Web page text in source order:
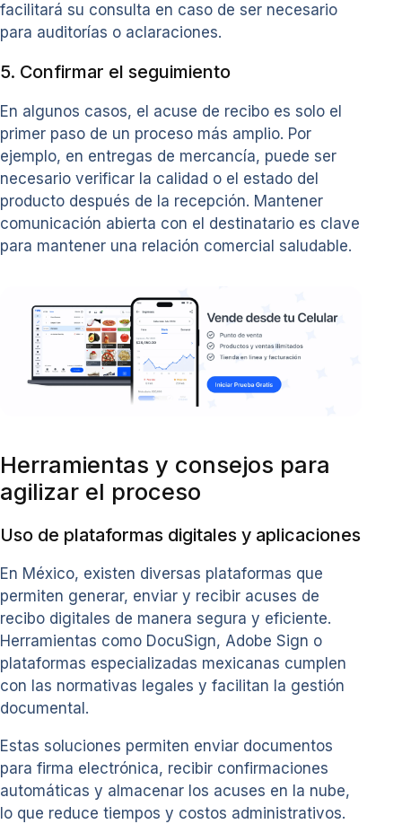
facilitará su consulta en caso de ser necesario
para auditorías o aclaraciones.
5. Confirmar el seguimiento
En algunos casos, el acuse de recibo es solo el
primer paso de un proceso más amplio. Por
ejemplo, en entregas de mercancía, puede ser
necesario verificar la calidad o el estado del
producto después de la recepción. Mantener
comunicación abierta con el destinatario es clave
para mantener una relación comercial saludable.
Herramientas y consejos para
agilizar el proceso
Uso de plataformas digitales y aplicaciones
En México, existen diversas plataformas que
permiten generar, enviar y recibir acuses de
recibo digitales de manera segura y eficiente.
Herramientas como DocuSign, Adobe Sign o
plataformas especializadas mexicanas cumplen
con las normativas legales y facilitan la gestión
documental.
Estas soluciones permiten enviar documentos
para firma electrónica, recibir confirmaciones
automáticas y almacenar los acuses en la nube,
lo que reduce tiempos y costos administrativos.